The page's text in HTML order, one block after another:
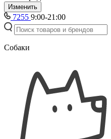
Изменить
7255 9:00-21:00
Собаки